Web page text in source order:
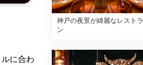
に合わ
神戸の夜景が綺麗なレストラ
ン